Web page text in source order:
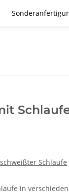
Schlaufe
in